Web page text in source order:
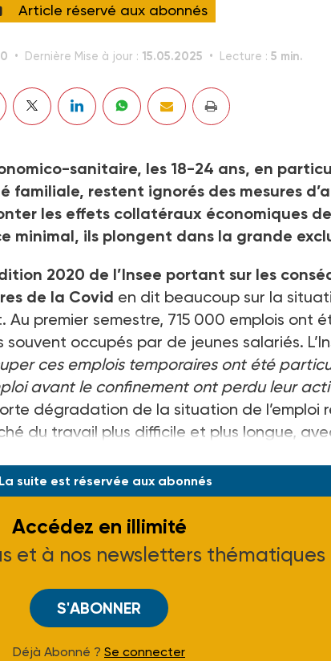
Article réservé aux abonnés
Dernière Mise à jour : 15.05.2025 Lecture : 5 min.
sanitaire, les 18-24 ans, en
familiale, restent ignorés des mesures
les effets collatéraux économiques
minimal, ils plongent dans la grande
2020 de l’Insee portant sur les
de la Covid en dit beaucoup sur la
premier semestre, 715 000 emplois ont
occupés par de jeunes salariés.
ces emplois temporaires ont été
avant le confinement ont perdu leur
dégradation de la situation de l’emploi
du travail plus difficile et plus longue,
La suite est réservée aux abonnés
Accédez en illimité
et à nos newsletters thématiques
S'ABONNER
Déjà Abonné ? Se connecter